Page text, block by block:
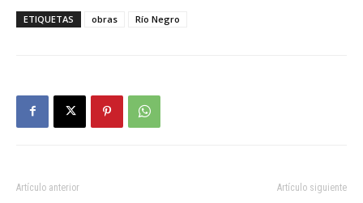
ETIQUETAS obras Río Negro
Artículo anterior Artículo siguiente